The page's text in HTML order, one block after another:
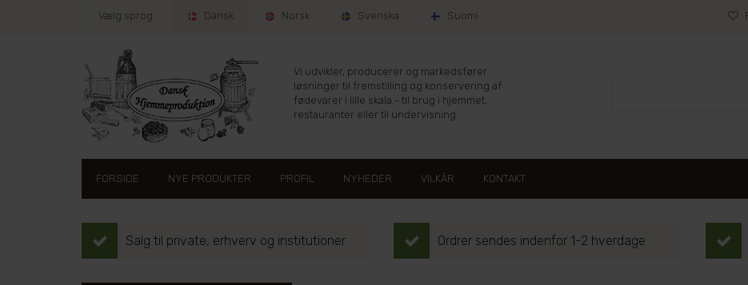
Vælg sprog: Dansk Norsk Svenska Suomi
Vi udvikler, producerer og markedsfører
løsninger til fremstilling og konservering af
fødevarer i lille skala - til brug i hjemmet,
restauranter eller til undervisning.
FORSIDE NYE PRODUKTER PROFIL NYHEDER VILKÅR KONTAKT
Salg til private, erhverv og institutioner Ordrer sendes indenfor 1-2 hverdage